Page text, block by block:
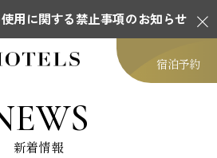
用に関する禁止事項のお知らせ
宿泊予約
新着情報